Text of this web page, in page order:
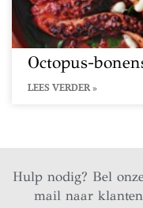
Octopus-
LEES VERDER »
Hulp nodig? Bel
mail naar